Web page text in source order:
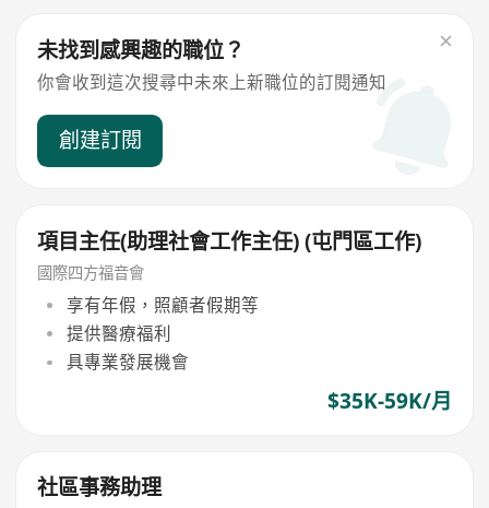
未找到感興趣的職位？
你會收到這次搜尋中未來上新職位的訂閱通知
創建訂閱
項目主任(助理社會工作主任) (屯門區工作)
國際四方福音會
享有年假，照顧者假期等
提供醫療福利
具專業發展機會
$35K-59K/月
社區事務助理